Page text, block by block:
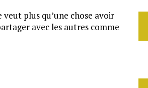
veut plus qu’une chose avoir
avec les autres comme